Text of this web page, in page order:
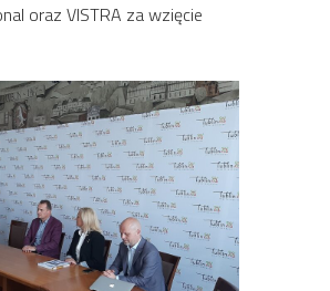
oraz VISTRA za wzięcie